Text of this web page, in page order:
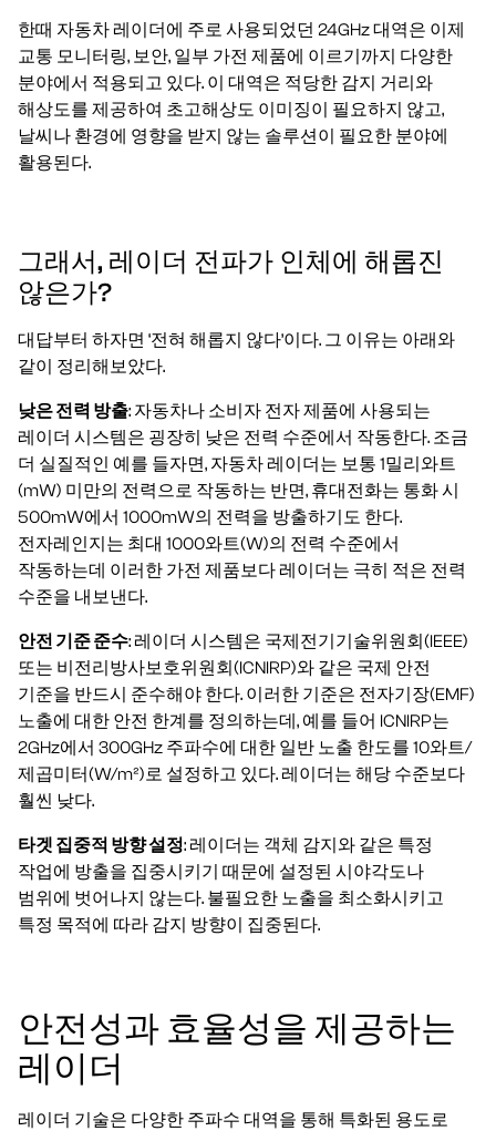
한때 자동차 레이더에 주로 사용되었던 24GHz 대역은 이제
교통 모니터링, 보안, 일부 가전 제품에 이르기까지 다양한
분야에서 적용되고 있다. 이 대역은 적당한 감지 거리와
해상도를 제공하여 초고해상도 이미징이 필요하지 않고,
날씨나 환경에 영향을 받지 않는 솔루션이 필요한 분야에
활용된다.
그래서, 레이더 전파가 인체에 해롭진
않은가?
대답부터 하자면 ‘전혀 해롭지 않다’이다. 그 이유는 아래와
같이 정리해보았다.
낮은 전력 방출: 자동차나 소비자 전자 제품에 사용되는
레이더 시스템은 굉장히 낮은 전력 수준에서 작동한다. 조금
더 실질적인 예를 들자면, 자동차 레이더는 보통 1밀리와트
(mW) 미만의 전력으로 작동하는 반면, 휴대전화는 통화 시
500mW에서 1000mW의 전력을 방출하기도 한다.
전자레인지는 최대 1000와트(W)의 전력 수준에서
작동하는데 이러한 가전 제품보다 레이더는 극히 적은 전력
수준을 내보낸다.
안전 기준 준수: 레이더 시스템은 국제전기기술위원회(IEEE)
또는 비전리방사보호위원회(ICNIRP)와 같은 국제 안전
기준을 반드시 준수해야 한다. 이러한 기준은 전자기장(EMF)
노출에 대한 안전 한계를 정의하는데, 예를 들어 ICNIRP는
2GHz에서 300GHz 주파수에 대한 일반 노출 한도를 10와트/
제곱미터(W/m²)로 설정하고 있다. 레이더는 해당 수준보다
훨씬 낮다.
타겟 집중적 방향 설정: 레이더는 객체 감지와 같은 특정
작업에 방출을 집중시키기 때문에 설정된 시야각도나
범위에 벗어나지 않는다. 불필요한 노출을 최소화시키고
특정 목적에 따라 감지 방향이 집중된다.
안전성과 효율성을 제공하는
레이더
레이더 기술은 다양한 주파수 대역을 통해 특화된 용도로